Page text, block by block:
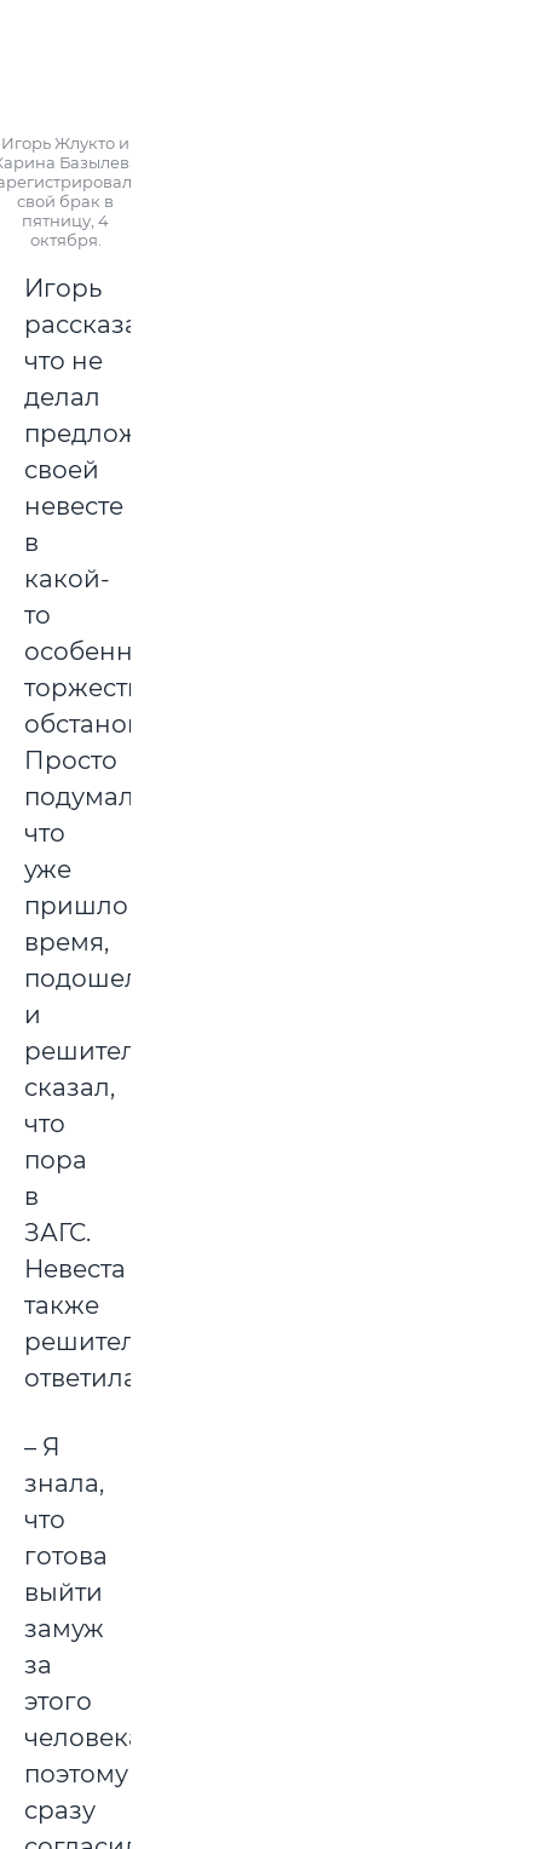
Игорь Жлукто и
Базылева
свой брак в
пятницу, 4
октября.
Игорь
рассказал,
что не
делал
предложения
своей
невесте
в
какой-
то
особенно
торжественной
обстановке.
Просто
подумал,
что
уже
пришло
время,
подошел
и
решительно
сказал,
что
пора
в
ЗАГС.
Невеста
также
решительно
ответила:
– Я
знала,
что
готова
выйти
замуж
за
этого
человека,
поэтому
сразу